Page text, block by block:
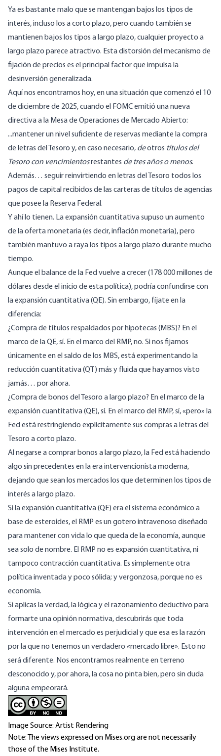
Ya es bastante malo que se mantengan bajos los tipos de
interés, incluso los a corto plazo, pero cuando también se
mantienen bajos los tipos a largo plazo, cualquier proyecto a
largo plazo parece atractivo. Esta distorsióndel mecanismo de
fijación de precios es el principal factor que impulsa la
desinversión generalizada.
Aquí nos encontramos hoy, en una situación que comenzó el 10
de diciembre de 2025, cuando el FOMC emitió una nueva
directiva a la Mesa de Operaciones de Mercado Abierto:
...mantener un nivel suficiente de reservas mediante la compra
de letras del Tesoro y, en caso necesario, deotros títulos del
Tesoro con vencimientosrestantes de tres años o menos.
Además… seguir reinvirtiendo en letras del Tesoro todos los
pagos de capital recibidos de las carteras de títulos de agencias
que posee la Reserva Federal.
Y ahí lo tienen. La expansión cuantitativa supuso un aumento
de la oferta monetaria (es decir, inflación monetaria), pero
también mantuvo a raya los tipos a largo plazo durante mucho
tiempo.
Aunque el balance de la Fed vuelve a crecer (178 000 millones de
dólares desde el inicio de esta política), podría confundirse con
la expansión cuantitativa (QE). Sin embargo, fíjate en la
diferencia:
¿Compra de títulos respaldados por hipotecas (MBS)? En el
marco de la QE, sí. En el marco del RMP, no. Si nos fijamos
únicamente en el saldo de los MBS,está experimentando la
reducción cuantitativa (QT) más y fluidaque hayamos visto
jamás… por ahora.
¿Compra de bonos del Tesoro a largo plazo? En el marco de la
expansión cuantitativa (QE), sí. En el marco del RMP, sí, «pero» la
Fed está restringiendo explícitamente sus compras a letras del
Tesoro a corto plazo.
Al negarse a comprar bonos a largo plazo, la Fed está haciendo
algo sin precedentes en la era intervencionista moderna,
dejando que sean los mercados los que determinen los tipos de
interés a largo plazo.
Si la expansión cuantitativa (QE) era el sistema económico a
base de esteroides, el RMP es un gotero intravenoso diseñado
para mantener con vida lo que queda de la economía, aunque
sea solo de nombre. El RMP no es expansión cuantitativa, ni
tampoco contracción cuantitativa. Es simplemente otra
política inventada y poco sólida; y vergonzosa, porque no es
economía.
Si aplicas la verdad, la lógica y el razonamiento deductivo para
formarte una opinión normativa, descubrirás que toda
intervención en el mercado es perjudicial y que esa es la razón
por la que no tenemos un verdadero «mercado libre». Esto no
será diferente. Nos encontramos realmente en terreno
desconocido y, por ahora, la cosa no pinta bien, pero sin duda
alguna empeorará.
Image Source: Artist Rendering
Note: The views expressed on Mises.org are not necessarily
those of the Mises Institute.